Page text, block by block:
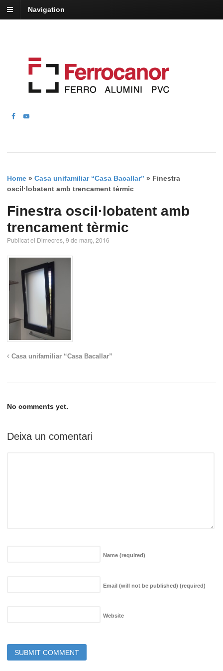
Navigation
Home » Casa unifamiliar “Casa Bacallar” » Finestra
oscil·lobatent amb trencament tèrmic
Finestra oscil·lobatent amb
trencament tèrmic
Publicat el Dimecres, 9 de març, 2016
Casa unifamiliar “Casa Bacallar”
No comments yet.
Deixa un comentari
Name (required)
Email (will not be published) (required)
Website